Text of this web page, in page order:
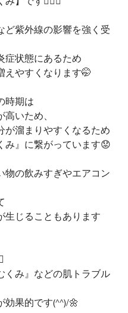
ど紫外線の影響を強く受
症状態にあるため
えやすくなります🤭
時期は
高いため、
が溜まりやすくなるため
み』に繋がっています😟
物の飲みすぎやエアコン
生じることもあります
くみ』などの肌トラブル
効果的です(^^)/🌼